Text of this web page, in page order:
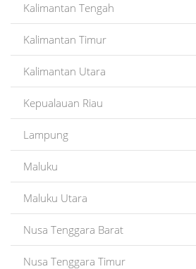
Kalimantan Tengah
Kalimantan Timur
Kalimantan Utara
Kepualauan Riau
Lampung
Maluku
Maluku Utara
Nusa Tenggara Barat
Nusa Tenggara Timur